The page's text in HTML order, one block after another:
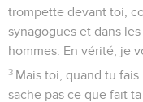
trompette devant toi,
synagogues et dans
hommes. En vérité, je
3 Mais toi, quand tu
sache pas ce que fait ta